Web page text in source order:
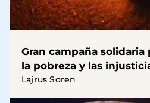
Gran campaña solidaria
la pobreza y las
Lajrus Soren